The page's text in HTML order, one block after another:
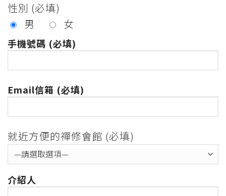
性別 (必填)
男
女
手機號碼 (必填)
Email信箱 (必填)
就近方便的禪修會館 (必填)
介紹人